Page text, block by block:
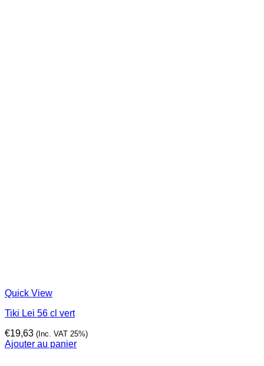
Quick View
Tiki Lei 56 cl vert
€19,63 (Inc. VAT 25%)
Ajouter au panier